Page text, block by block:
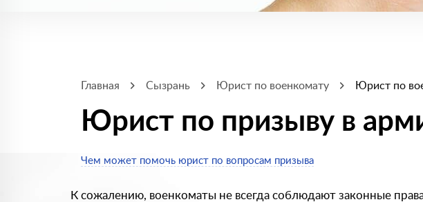
Главная Сызрань Юрист по военкомату Юрист по
Юрист по призыву в
Чем может помочь юрист по вопросам призыва
К сожалению, военкоматы не всегда соблюдают законные